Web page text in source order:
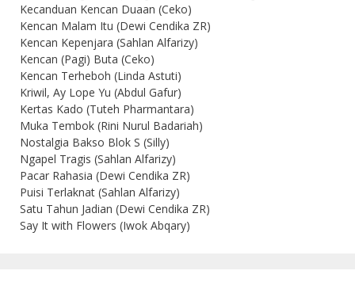
Kecanduan Kencan Duaan (Ceko)
Kencan Malam Itu (Dewi Cendika ZR)
Kencan Kepenjara (Sahlan Alfarizy)
Kencan (Pagi) Buta (Ceko)
Kencan Terheboh (Linda Astuti)
Kriwil, Ay Lope Yu (Abdul Gafur)
Kertas Kado (Tuteh Pharmantara)
Muka Tembok (Rini Nurul Badariah)
Nostalgia Bakso Blok S (Silly)
Ngapel Tragis (Sahlan Alfarizy)
Pacar Rahasia (Dewi Cendika ZR)
Puisi Terlaknat (Sahlan Alfarizy)
Satu Tahun Jadian (Dewi Cendika ZR)
Say It with Flowers (Iwok Abqary)